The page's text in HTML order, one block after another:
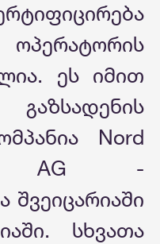
ეს იმით
Nord
AG -
შვეიცარიაში
სხვათა